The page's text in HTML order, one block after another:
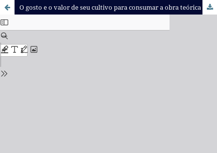
O gosto e o valor de seu cultivo para consumar a obra teórica de Montesquieu em sentido filosófico e político